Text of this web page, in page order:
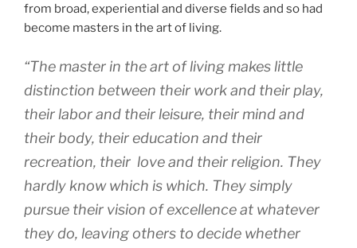
from broad, experiential and diverse fields and so had
become masters in the art of living.
“The master in the art of living makes little
distinction between their work and their play,
their labor and their leisure, their mind and
their body, their education and their
recreation, their love and their religion. They
hardly know which is which. They simply
pursue their vision of excellence at whatever
they do, leaving others to decide whether